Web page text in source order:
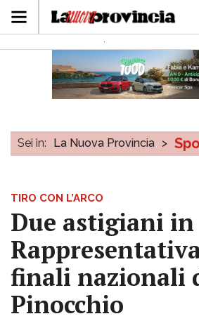
Sei in: La Nuova Provincia >
TIRO CON L’ARCO
Due astigiani in
finali nazionali
Pinocchio